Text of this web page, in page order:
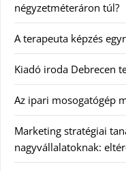
négyzetméteráron túl?
A terapeuta képzés
Kiadó iroda Debrecen
Az ipari mosogatógép
Marketing stratégiai
nagyvállalatoknak: